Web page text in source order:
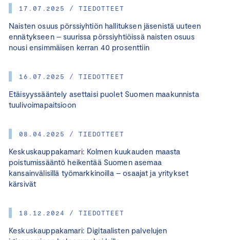
17.07.2025 / TIEDOTTEET
Naisten osuus pörssiyhtiön hallituksen jäsenistä uuteen
ennätykseen – suurissa pörssiyhtiöissä naisten osuus
nousi ensimmäisen kerran 40 prosenttiin
16.07.2025 / TIEDOTTEET
Etäisyyssääntely asettaisi puolet Suomen maakunnista
tuulivoimapaitsioon
08.04.2025 / TIEDOTTEET
Keskuskauppakamari: Kolmen kuukauden maasta
poistumissääntö heikentää Suomen asemaa
kansainvälisillä työmarkkinoilla – osaajat ja yritykset
kärsivät
18.12.2024 / TIEDOTTEET
Keskuskauppakamari: Digitaalisten palvelujen